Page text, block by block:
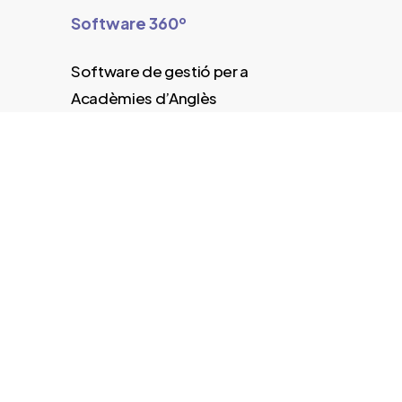
Software 360º
Software de gestió per a
Acadèmies d’Anglès